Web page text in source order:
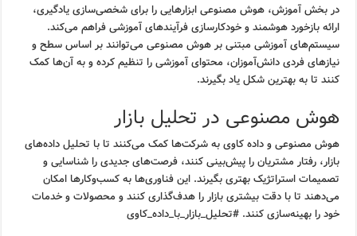
در بخش آموزش، هوش مصنوعی ابزارهایی را برای شخصی‌سازی یادگیری،
ارائه بازخورد هوشمند و خودکارسازی فرآیندهای آموزشی فراهم می‌کند.
سیستم‌های آموزشی مبتنی بر هوش مصنوعی می‌توانند بر اساس سطح و
نیازهای فردی دانش‌آموزان، محتوای آموزشی را تنظیم کرده و به آن‌ها کمک
کنند تا به بهترین شکل یاد بگیرند.
هوش مصنوعی در تحلیل بازار
هوش مصنوعی و داده کاوی به شرکت‌ها کمک می‌کنند تا با تحلیل داده‌های
بازار، رفتار مشتریان را پیش‌بینی کنند، فرصت‌های جدیدی را شناسایی و
تصمیمات استراتژیک بهتری بگیرند. این فناوری‌ها به کسب‌وکارها امکان
می‌دهند تا با دقت بیشتری بازار را هدف‌گذاری کنند و محصولات و خدمات
خود را بهینه‌سازی کنند. #تحلیل_بازار_با_داده_کاوی